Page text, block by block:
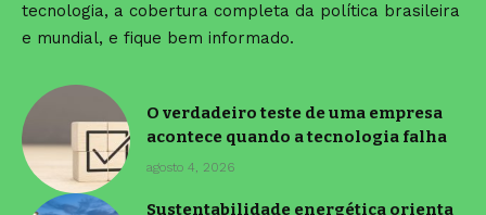
tecnologia, a cobertura completa da política brasileira
e mundial, e fique bem informado.
O verdadeiro teste de uma empresa
acontece quando a tecnologia falha
agosto 4, 2026
Sustentabilidade energética orienta